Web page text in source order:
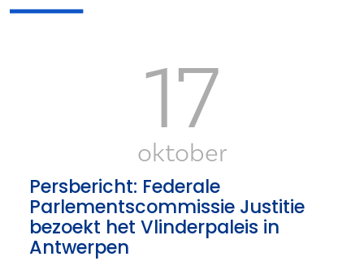
17
oktober
Persbericht: Federale
Parlementscommissie Justitie
bezoekt het Vlinderpaleis in
Antwerpen